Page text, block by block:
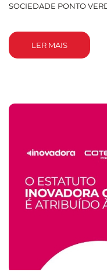
SOCIEDADE PONTO
LER MAIS